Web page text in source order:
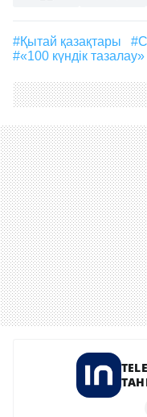
#Қытай қазақтары
#«100 күндік тазалау»